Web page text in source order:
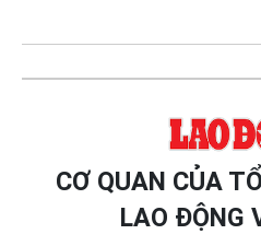
CƠ QUAN CỦA
LAO ĐỘNG